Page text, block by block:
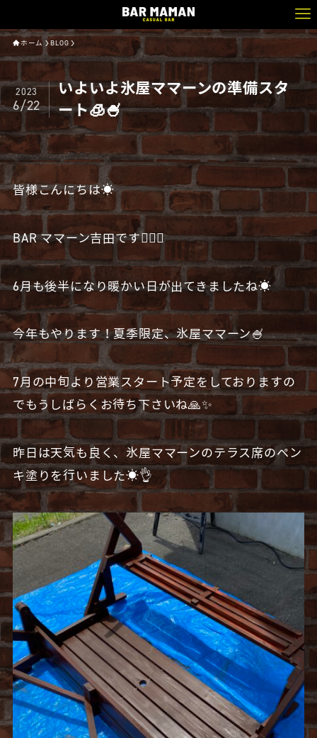
ホーム BLOG
いよいよ氷屋ママーンの準備スタ
ート🧊🍧
2023
6/22
皆様こんにちは☀️
BAR ママーン吉田です🧔🏻‍♂️
6月も後半になり暖かい日が出てきましたね☀️
今年もやります！夏季限定、氷屋ママーン🍧
7月の中旬より営業スタート予定をしておりますの
でもうしばらくお待ち下さいね🙏✨
昨日は天気も良く、氷屋ママーンのテラス席のペン
キ塗りを行いました☀️👌